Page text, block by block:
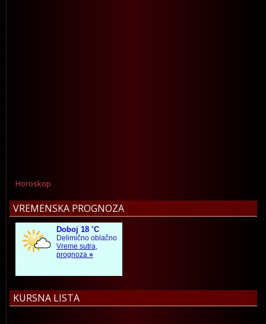
Horoskop
VREMENSKA PROGNOZA
KURSNA LISTA